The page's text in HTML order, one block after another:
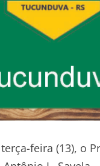
feira (13), o